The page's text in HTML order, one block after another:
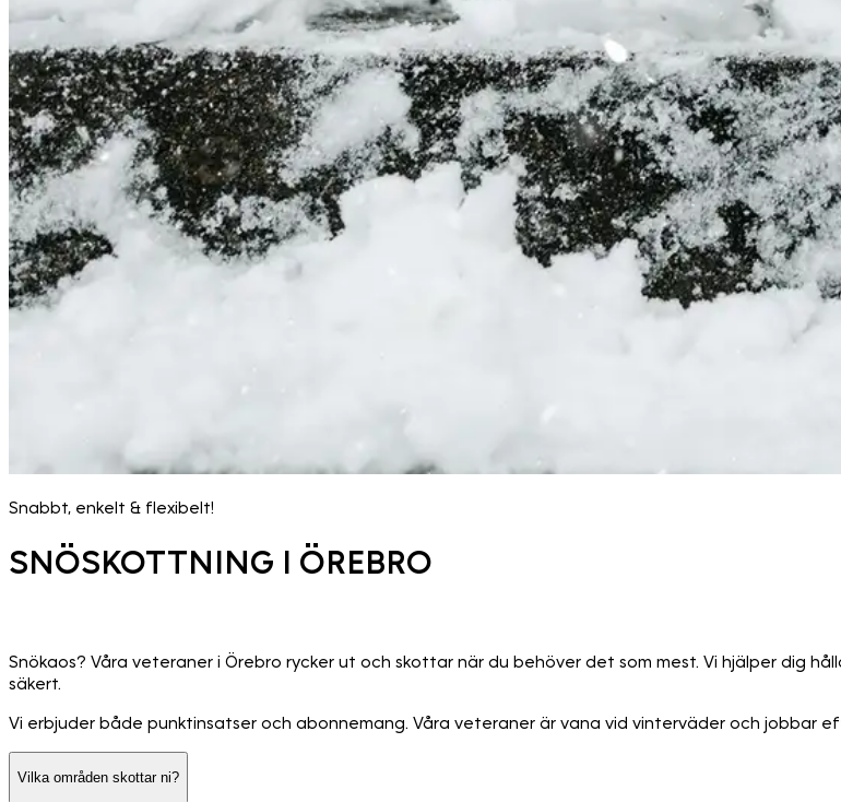
Snabbt, enkelt & flexibelt!
SNÖSKOTTNING I ÖREBRO
Snökaos? Våra veteraner i Örebro rycker ut och skottar när du behöver det som mest. Vi hjälper dig
säkert.
Vi erbjuder både punktinsatser och abonnemang. Våra veteraner är vana vid vinterväder och jobbar
Vilka områden skottar ni?